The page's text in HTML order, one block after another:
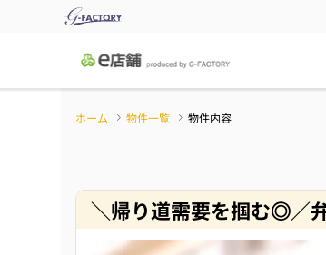
ホーム 物件一覧 物件内容
＼帰り道需要を掴む◎／